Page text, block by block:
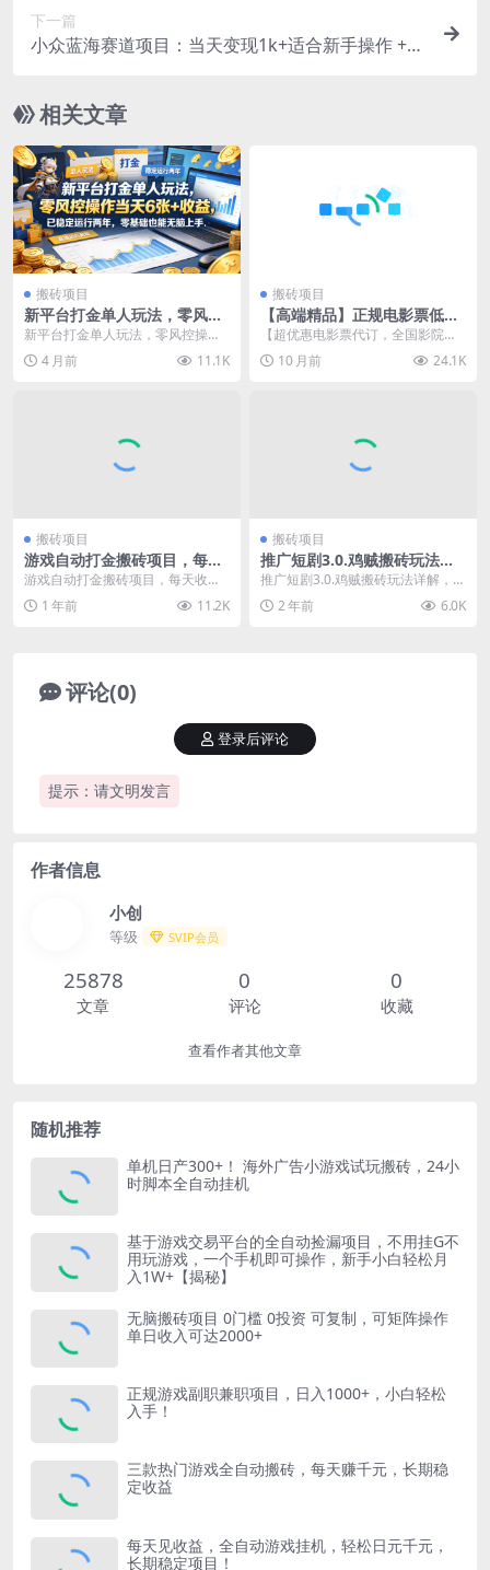
下一篇
小众蓝海赛道项目：当天变现1k+适合新手操作 +适
相关文章
搬砖项目
新平台打金单人玩法，零风控
操作当天6张+收益，已稳定运
行两年，零基础也能无脑上手
【揭秘】
新平台打金单人玩法，零风控操作
当天6张+收益，已稳定运行两年，
零基础也能无脑上手...
4 月前 11.1K
搬砖项目
【高端精品】正规电影票低价
购买渠道+变现方式【正规项
目】
【超优惠电影票代订，全国影院任
选】 ​ 想低价看电影？这儿能满足
你！不管是万达、...
10 月前 24.1K
搬砖项目
游戏自动打金搬砖项目，每天
收益多张，很稳定，简单易操
作【揭秘】
游戏自动打金搬砖项目，每天收益
多张，很稳定，简单易操作【揭
秘】 项目仅揭秘，项目...
1 年前 11.2K
搬砖项目
推广短剧3.0.鸡贼搬砖玩法详
解，被动收益日入200+，多重
收益每天累加，坚持收益无上
限【揭秘】
推广短剧3.0.鸡贼搬砖玩法详解，被
动收益日入200+，多重收益每天累
加，坚持收...
2 年前 6.0K
评论(0)
提示：请文明发言
登录后评论
作者信息
小创
等级 SVIP会员
25878
文章
0
评论
0
收藏
查看作者其他文章
随机推荐
单机日产300+！ 海外广告小游戏试玩搬砖，24小
时脚本全自动挂机
基于游戏交易平台的全自动捡漏项目，不用挂G不
用玩游戏，一个手机即可操作，新手小白轻松月
入1W+【揭秘】
无脑搬砖项目 0门槛 0投资 可复制，可矩阵操作
单日收入可达2000+
正规游戏副职兼职项目，日入1000+，小白轻松
入手！
三款热门游戏全自动搬砖，每天赚千元，长期稳
定收益
每天见收益，全自动游戏挂机，轻松日元千元，
长期稳定项目！